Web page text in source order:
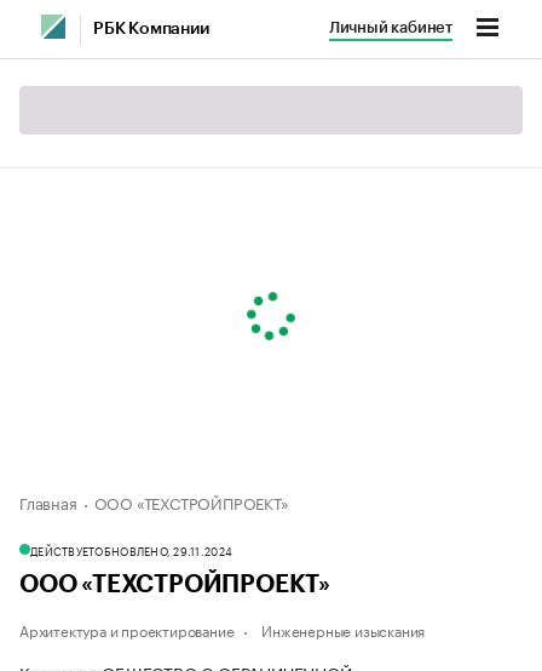
РБК Компании Личный кабинет
Главная ООО «ТЕХСТРОЙПРОЕКТ»
ДЕЙСТВУЕТОБНОВЛЕНО, 29.11.2024
ООО «ТЕХСТРОЙПРОЕКТ»
Архитектура и проектирование Инженерные изыскания